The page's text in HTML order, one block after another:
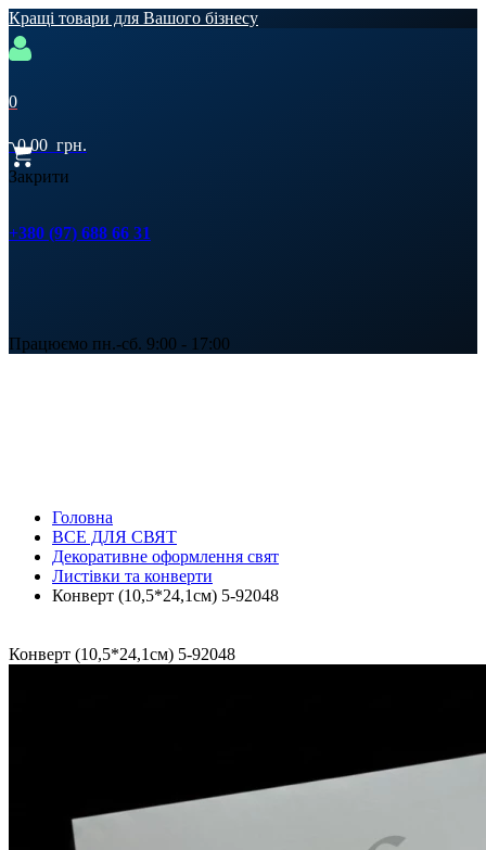
Кращі товари для Вашого бізнесу
0
0,00 грн.
Закрити
+380 (97) 688 66 31
Працюємо пн.-сб. 9:00 - 17:00
Головна
ВСЕ ДЛЯ СВЯТ
Декоративне оформлення свят
Листівки та конверти
Конверт (10,5*24,1см) 5-92048
Конверт (10,5*24,1см) 5-92048